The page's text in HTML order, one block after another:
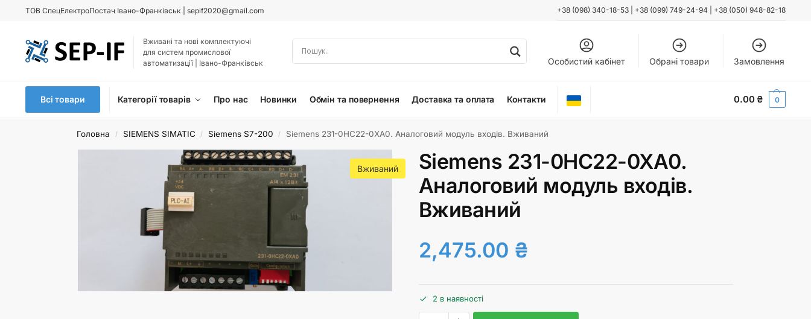
ТОВ СпецЕлектроПостач Івано-Франківськ | sepif2020@gmail.com +38 (098) 340-18-53 +38 (099) 749-24-94 +38 (050) 948-82-18
Вживані та нові комплектуючі
для систем промислової
автоматизації | Івано-Франківськ
Особистий кабінет Обрані товари Замовлення
Всі товари Категорії товарів Про нас Новинки Обмін та повернення Доставка та оплата Контакти 0.00 ₴ 0
Головна / SIEMENS SIMATIC / Siemens S7-200 / Siemens 231-0HC22-0XA0. Аналоговий модуль входів. Вживаний
Вживаний
Siemens 231-0HC22-0XA0.
Аналоговий модуль входів.
Вживаний
2,475.00 ₴
2 в наявності